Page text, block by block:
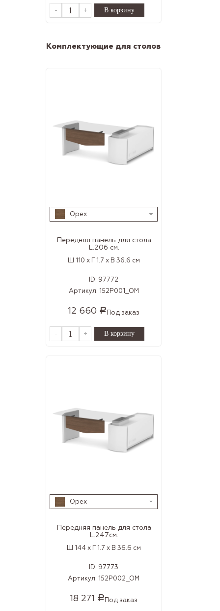
- +
Комплектующие для столов
Орех
Передняя панель для стола
L.206 см.
Ш 110 x Г 1.7 x В 36.6 см
ID: 97772
Артикул: 152P001_OM
12 660 РПод заказ
- +
Орех
Передняя панель для стола
L.247см.
Ш 144 x Г 1.7 x В 36.6 см
ID: 97773
Артикул: 152P002_OM
18 271 РПод заказ